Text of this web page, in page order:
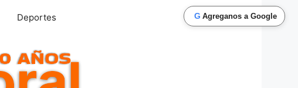
G Agreganos a Google
Deportes